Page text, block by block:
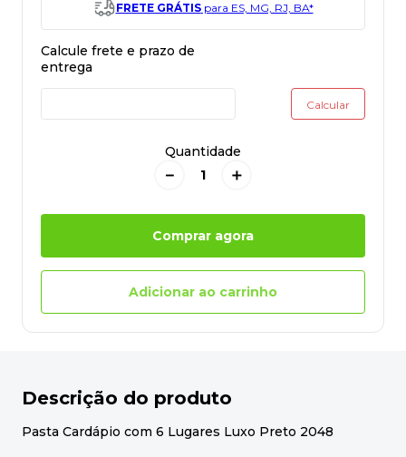
FRETE GRÁTISpara ES, MG, RJ, BA*
Quantidade
＋
－
Comprar agora
Adicionar ao carrinho
Descrição do produto
Pasta Cardápio com 6 Lugares Luxo Preto 2048